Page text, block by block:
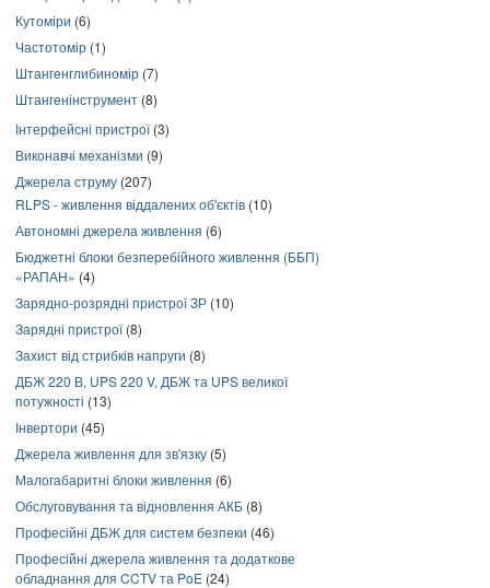
Кутоміри (6)
Частотомір (1)
Штангенглибиномір (7)
Штангенінструмент (8)
Інтерфейсні пристрої(3)
Виконавчі механізми (9)
Джерела струму (207)
RLPS - живлення віддалених об'єктів (10)
Автономні джерела живлення (6)
Бюджетні блоки безперебійного живлення (ББП)
«РАПАН» (4)
Зарядно-розрядні пристрої ЗР (10)
Зарядні пристрої(8)
Захист від стрибків напруги (8)
ДБЖ 220 В, UPS 220 V, ДБЖ та UPS великої
потужності (13)
Інвертори (45)
Джерела живлення для зв'язку (5)
Малогабаритні блоки живлення (6)
Обслуговування та відновлення АКБ (8)
Професійні ДБЖ для систем безпеки (46)
Професійні джерела живлення та додаткове
обладнання для CCTV та PoE (24)